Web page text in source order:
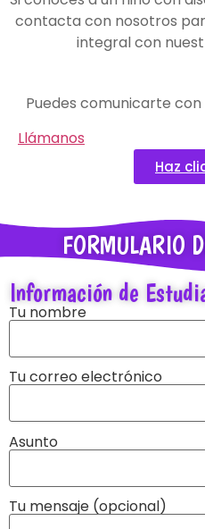
contacta con nosotros
integral con
Puedes comunicarte
Llámanos
Haz
FORMULARIO
Información de
Tu nombre
Tu correo electrónico
Asunto
Tu mensaje (opcional)